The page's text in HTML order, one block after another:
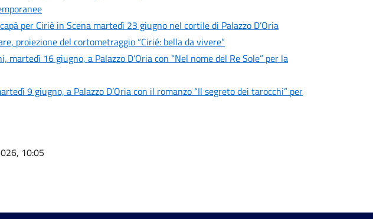
per Ciriè in Scena martedì 23 giugno nel cortile di Palazzo D’Oria
proiezione del cortometraggio “Cirié: bella da vivere”
16 giugno, a Palazzo D’Oria con “Nel nome del Re Sole” per la
9 giugno, a Palazzo D’Oria con il romanzo “Il segreto dei tarocchi” per
10:05